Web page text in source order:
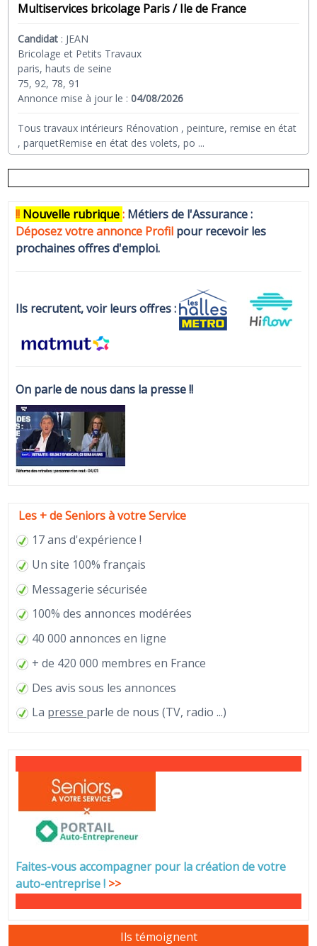
Multiservices bricolage Paris / Ile de France
Candidat : JEAN
Bricolage et Petits Travaux
paris, hauts de seine
75, 92, 78, 91
Annonce mise à jour le :04/08/2026
Tous travaux intérieurs Rénovation , peinture, remise en état
, parquetRemise en état des volets, po ...
!! Nouvelle rubrique: Métiers de l'Assurance :
Déposez votre annonce Profil pour recevoir les
prochaines offres d'emploi.
Ils recrutent, voir leurs offres :
On parle de nous dans la presse !!
Les + de Seniors à votre Service
17 ans d'expérience !
Un site 100% français
Messagerie sécurisée
100% des annonces modérées
40 000 annonces en ligne
+ de 420 000 membres en France
Des avis sous les annonces
La presse parle de nous (TV, radio ...)
Faites-vous accompagner pour la création de votre
auto-entreprise! >>
Ils témoignent